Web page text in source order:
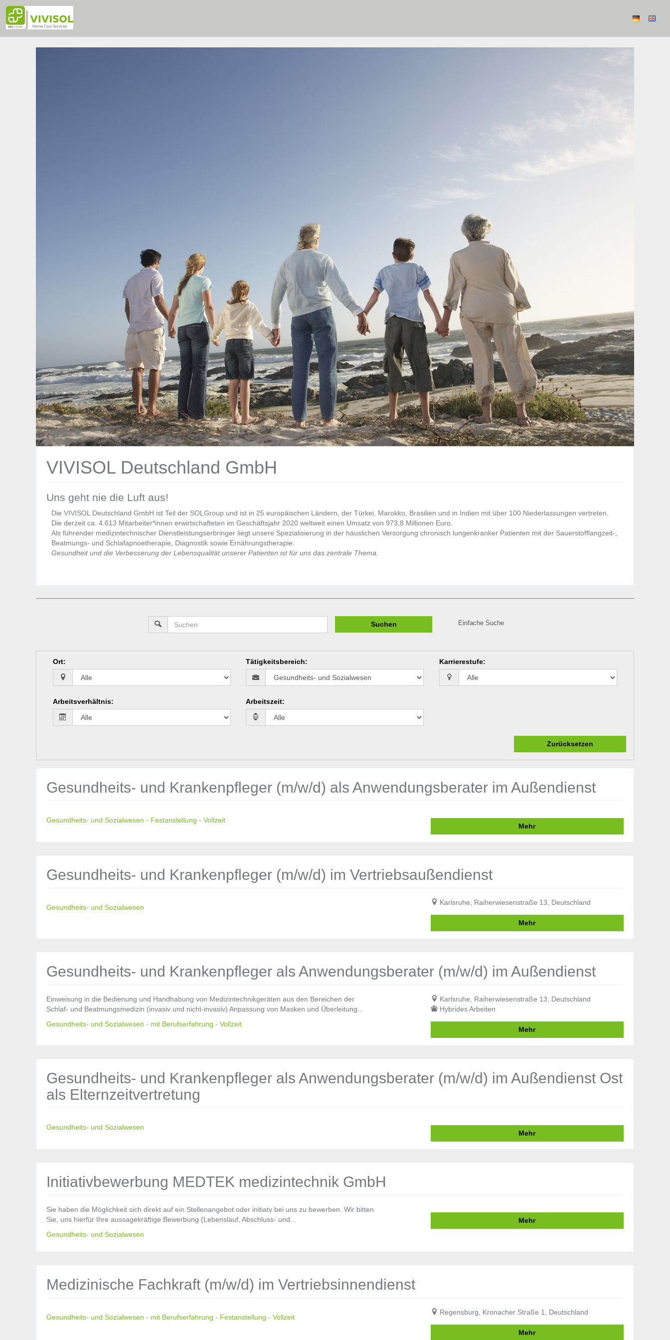
VIVISOL Deutschland GmbH
Uns geht nie die Luft aus!
Die VIVISOL Deutschland GmbH ist Teil der SOLGroup und ist in 25 europäischen Ländern, der Türkei, Marokko, Brasilien und in Indien mit über 100 Niederlassungen vertreten.
Die derzeit ca. 4.613 Mitarbeiter*innen erwirtschafteten im Geschäftsjahr 2020 weltweit einen Umsatz von 973,8 Millionen Euro.
Als führender medizintechnischer Dienstleistungserbringer liegt unsere Spezialisierung in der häuslichen Versorgung chronisch lungenkranker Patienten mit der Sauerstofflangzeit-,
Beatmungs- und Schlafapnoetherapie, Diagnostik sowie Ernährungstherapie.
Gesundheit und die Verbesserung der Lebensqualität unserer Patienten ist für uns das zentrale Thema.
Suchen Einfache Suche
Ort: Tätigkeitsbereich: Karrierestufe:
Arbeitsverhältnis: Arbeitszeit:
Zurücksetzen
Gesundheits- und Krankenpfleger (m/w/d) als Anwendungsberater im Außendienst
Gesundheits- und Sozialwesen - Festanstellung - Vollzeit
Mehr
Gesundheits- und Krankenpfleger (m/w/d) im Vertriebsaußendienst
Gesundheits- und Sozialwesen
Karlsruhe, Raiherwiesenstraße 13, Deutschland
Mehr
Gesundheits- und Krankenpfleger als Anwendungsberater (m/w/d) im Außendienst
Einweisung in die Bedienung und Handhabung von Medizintechnikgeräten aus den Bereichen der
Schlaf- und Beatmungsmedizin (invasiv und nicht-invasiv) Anpassung von Masken und Überleitung...
Gesundheits- und Sozialwesen - mit Berufserfahrung - Vollzeit
Karlsruhe, Raiherwiesenstraße 13, Deutschland
Hybrides Arbeiten
Mehr
Gesundheits- und Krankenpfleger als Anwendungsberater (m/w/d) im Außendienst Ost
als Elternzeitvertretung
Gesundheits- und Sozialwesen
Mehr
Initiativbewerbung MEDTEK medizintechnik GmbH
Sie haben die Möglichkeit sich direkt auf ein Stellenangebot oder initiatv bei uns zu bewerben. Wir bitten
Sie, uns hierfür Ihre aussagekräftige Bewerbung (Lebenslauf, Abschluss- und...
Gesundheits- und Sozialwesen
Mehr
Medizinische Fachkraft (m/w/d) im Vertriebsinnendienst
Gesundheits- und Sozialwesen - mit Berufserfahrung - Festanstellung - Vollzeit
Regensburg, Kronacher Straße 1, Deutschland
Mehr